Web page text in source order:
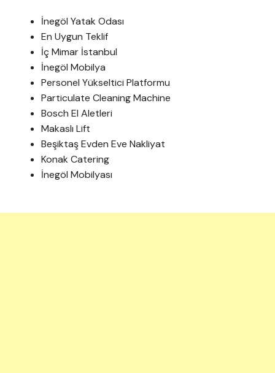
İnegöl Yatak Odası
En Uygun Teklif
İç Mimar İstanbul
İnegöl Mobilya
Personel Yükseltici Platformu
Particulate Cleaning Machine
Bosch El Aletleri
Makaslı Lift
Beşiktaş Evden Eve Nakliyat
Konak Catering
İnegöl Mobilyası